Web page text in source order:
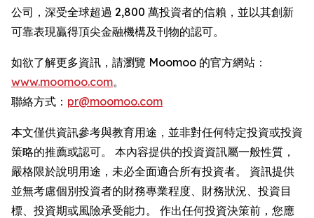
公司，深受全球超過 2,800 萬投資者的信賴，並以其創新
可靠表現贏得頂尖金融機構及刊物的認可。
如欲了解更多資訊，請瀏覽 Moomoo 的官方網站：
www.moomoo.com。
聯絡方式： pr@moomoo.com
本文僅供資訊參考與教育用途，並非對任何特定投資或投資
策略的推薦或認可。 本內容提供的投資資訊屬一般性質，
嚴格限於說明用途，未必全面適合所有投資者。 資訊提供
並無考慮個別投資者的財務專業程度、財務狀況、投資目
標、投資期或風險承受能力。 作出任何投資決策前，您應